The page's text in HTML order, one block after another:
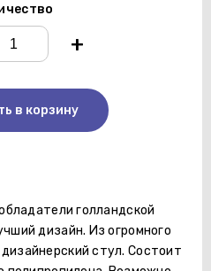
+
в корзину
голландской
дизайн. Из огромного
стул. Состоит